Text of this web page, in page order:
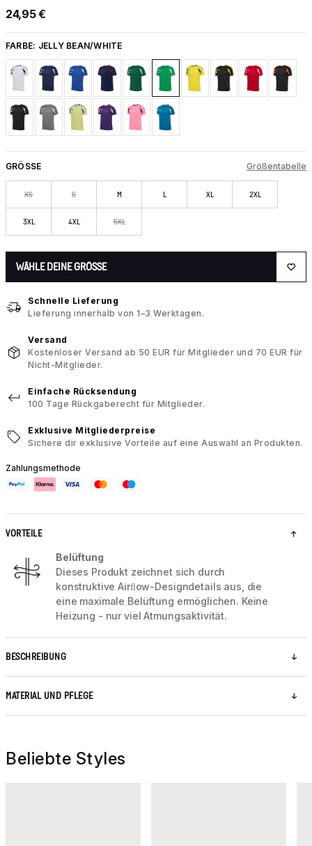
24,95 €
FARBE: JELLY BEAN/WHITE
GRÖSSE Größentabelle
XS S M L XL 2XL
3XL 4XL 5XL
WÄHLE DEINE GRÖSSE
Schnelle Lieferung
Lieferung innerhalb von 1–3 Werktagen.
Versand
Kostenloser Versand ab 50 EUR für Mitglieder und 70 EUR für
Nicht-Mitglieder.
Einfache Rücksendung
100 Tage Rückgaberecht für Mitglieder.
Exklusive Mitgliederpreise
Sichere dir exklusive Vorteile auf eine Auswahl an Produkten.
Zahlungsmethode
VORTEILE
Belüftung
Dieses Produkt zeichnet sich durch
konstruktive Airﬂow-Designdetails aus, die
eine maximale Belüftung ermöglichen. Keine
Heizung - nur viel Atmungsaktivität.
BESCHREIBUNG
MATERIAL UND PFLEGE
Beliebte Styles